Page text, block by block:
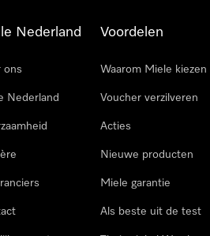
Nederland
ons
Nederland
Voordelen
Waarom Miele kiezen
Voucher verzilveren
Acties
Nieuwe producten
Miele garantie
Als beste uit de test